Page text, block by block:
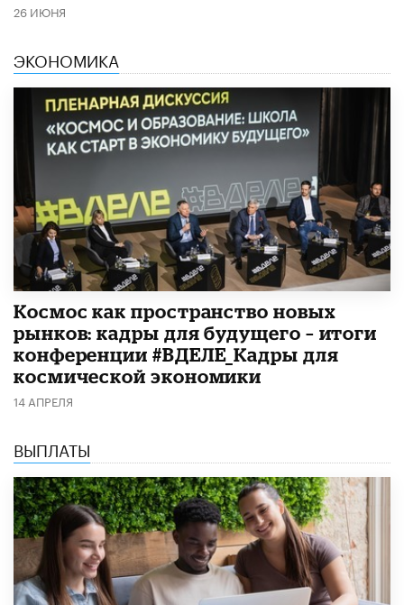
26 ИЮНЯ
ЭКОНОМИКА
Космос как пространство новых
рынков: кадры для будущего – итоги
конференции #ВДЕЛЕ_Кадры для
космической экономики
14 АПРЕЛЯ
ВЫПЛАТЫ